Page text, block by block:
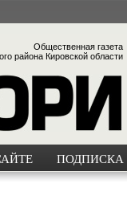
Общественная газета
района Кировской области
ПОДПИСКА